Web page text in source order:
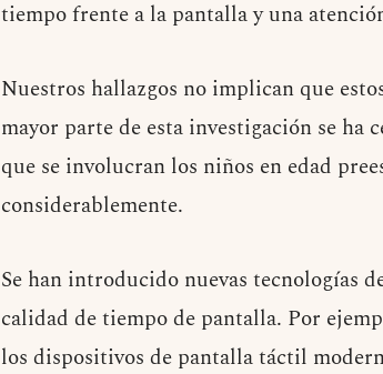
tiempo frente a la pantalla y una
Nuestros hallazgos no implican que
mayor parte de esta investigación se
que se involucran los niños en edad
considerablemente.
Se han introducido nuevas tecnologías
calidad de tiempo de pantalla. Por
los dispositivos de pantalla táctil